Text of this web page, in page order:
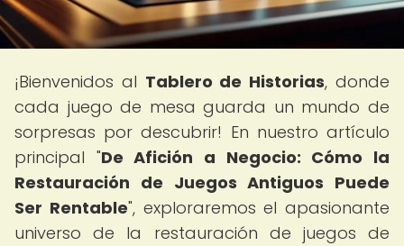
¡Bienvenidos al Tablero de Historias, donde
cada juego de mesa guarda un mundo de
sorpresas por descubrir! En nuestro artículo
principal "De Afición a Negocio: Cómo la
Restauración de Juegos Antiguos Puede
Ser Rentable", exploraremos el apasionante
universo de la restauración de juegos de